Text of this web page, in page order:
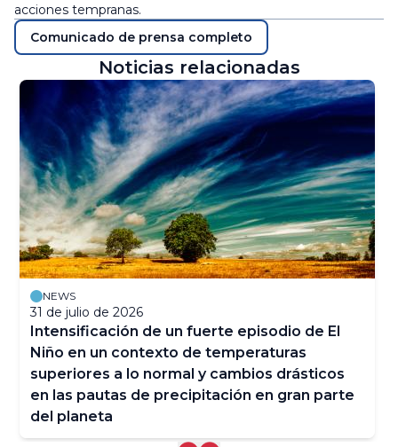
acciones tempranas.
Comunicado de prensa completo
Noticias relacionadas
NEWS
31 de julio de 2026
Intensificación de un fuerte episodio de El
Niño en un contexto de temperaturas
superiores a lo normal y cambios drásticos
en las pautas de precipitación en gran parte
del planeta